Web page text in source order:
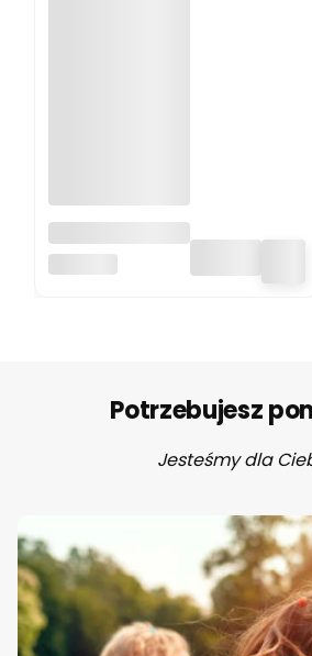
obciążeniowy
Nietoperz
Potrzebujesz
Jesteśmy dla